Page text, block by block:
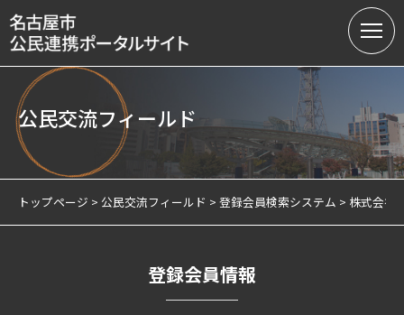
名古屋市の公民連携
提案募集中の課題（テーマ型）
提案受付（テーマ型・フリー型）
公民交流フィールド
トップページ 公民交流フィールド 登録会員検索システム 株式会社
登録会員情報